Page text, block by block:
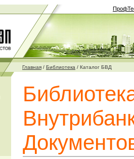
Главная / Библиотека / Каталог БВД